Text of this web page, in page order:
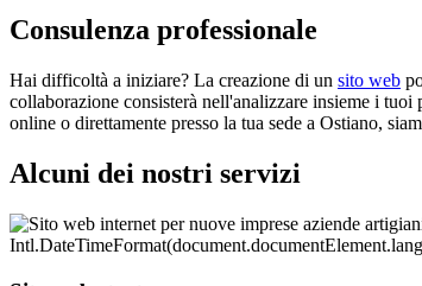
Consulenza professionale
Hai difficoltà a iniziare? La creazione di un sito web
collaborazione consisterà nell'analizzare insieme i
online o direttamente presso la tua sede a Ostiano,
Alcuni dei nostri servizi